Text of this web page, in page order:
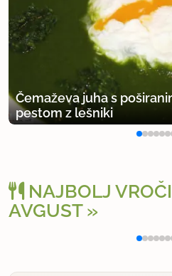
Čemaževa juha s
pestom z lešniki
NAJBOLJ
AVGUST
Polnjena paprika na